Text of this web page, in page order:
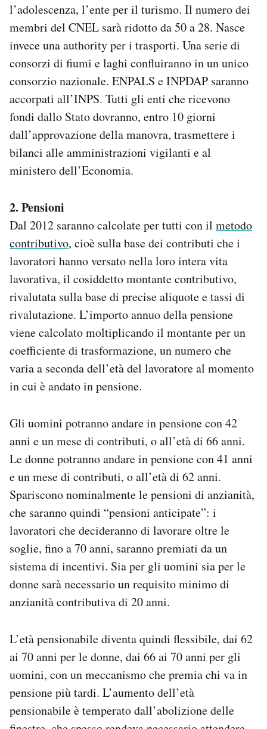
l’adolescenza, l’ente per il turismo. Il numero dei
membri del CNEL sarà ridotto da 50 a 28. Nasce
invece una authority per i trasporti. Una serie di
consorzi di fiumi e laghi confluiranno in un unico
consorzio nazionale. ENPALS e INPDAP saranno
accorpati all’INPS. Tutti gli enti che ricevono
fondi dallo Stato dovranno, entro 10 giorni
dall’approvazione della manovra, trasmettere i
bilanci alle amministrazioni vigilanti e al
ministero dell’Economia.
2. Pensioni
Dal 2012 saranno calcolate per tutti con il metodo
contributivo, cioè sulla base dei contributi che i
lavoratori hanno versato nella loro intera vita
lavorativa, il cosiddetto montante contributivo,
rivalutata sulla base di precise aliquote e tassi di
rivalutazione. L’importo annuo della pensione
viene calcolato moltiplicando il montante per un
coefficiente di trasformazione, un numero che
varia a seconda dell’età del lavoratore al momento
in cui è andato in pensione.
Gli uomini potranno andare in pensione con 42
anni e un mese di contributi, o all’età di 66 anni.
Le donne potranno andare in pensione con 41 anni
e un mese di contributi, o all’età di 62 anni.
Spariscono nominalmente le pensioni di anzianità,
che saranno quindi “pensioni anticipate”: i
lavoratori che decideranno di lavorare oltre le
soglie, fino a 70 anni, saranno premiati da un
sistema di incentivi. Sia per gli uomini sia per le
donne sarà necessario un requisito minimo di
anzianità contributiva di 20 anni.
L’età pensionabile diventa quindi flessibile, dai 62
ai 70 anni per le donne, dai 66 ai 70 anni per gli
uomini, con un meccanismo che premia chi va in
pensione più tardi. L’aumento dell’età
pensionabile è temperato dall’abolizione delle